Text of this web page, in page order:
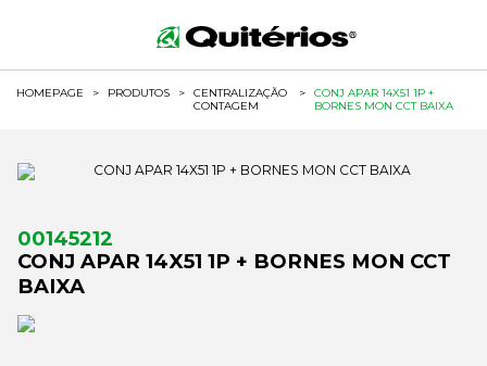
HOMEPAGE > PRODUTOS >
CENTRALIZAÇÃO
CONTAGEM
>
CONJ APAR 14X51 1P +
BORNES MON CCT BAIXA
00145212
CONJ APAR 14X51 1P + BORNES MON CCT
BAIXA